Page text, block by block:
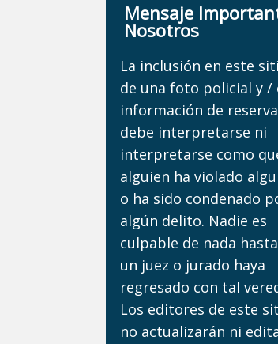
Mensaje
Nosotros
La inclusión en este
de una foto policial y /
información de
debe interpretarse ni
interpretarse como
alguien ha violado
o ha sido condenado
algún delito. Nadie es
culpable de nada
un juez o jurado haya
regresado con tal
Los editores de este
no actualizarán ni